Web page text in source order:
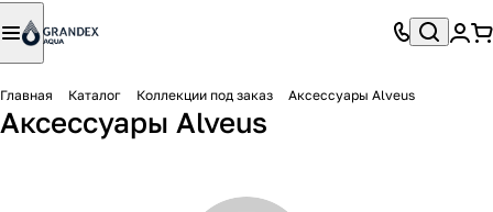
Главная Каталог Коллекции под заказ Аксессуары Alveus
Аксессуары Alveus